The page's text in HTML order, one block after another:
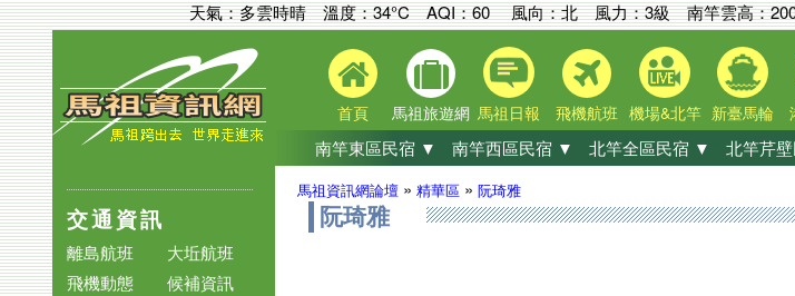
天氣：多雲時晴 溫度：34°CAQI：60 風向：北 風力：3級南竿雲高：
首頁 馬祖旅遊網 馬祖日報 飛機航班 機場&北竿 新臺馬輪
南竿東區民宿 ▼ 南竿西區民宿 ▼ 北竿全區民宿 ▼ 北竿芹
交通資訊
離島航班
大坵航班
飛機動態
候補資訊
馬祖資訊網論壇 » 精華區 » 阮琦雅
阮琦雅